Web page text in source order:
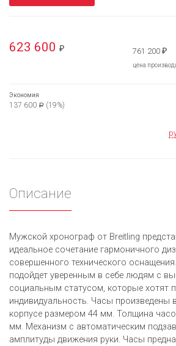
623 600 ₽ 761 200 ₽
цена
Экономия
137 600 Р (19%)
Описание
Мужской хронограф от Breitling
идеальное сочетание гармоничного
совершенного технического
подойдет уверенным в себе людям с
социальным статусом, которые хотят
индивидуальность. Часы произведены
корпусе размером 44 мм. Толщина
мм. Механизм с автоматическим
амплитуды движения руки. Часы